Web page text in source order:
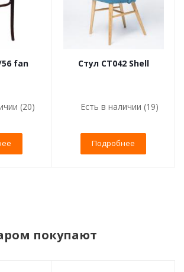
fan
(20)
Стул CT042 Shell
Есть в наличии (19)
Подробнее
покупают